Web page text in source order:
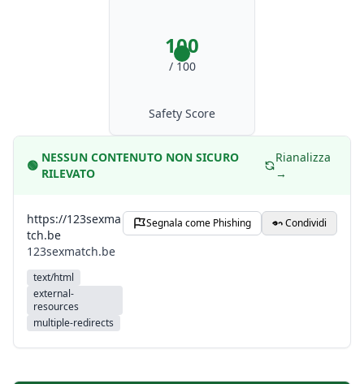
100
/ 100
Safety Score
🟢
NESSUN CONTENUTO NON SICURO
RILEVATO
Rianalizza
→
https://123sexma
tch.be
123sexmatch.be
text/html
external-
resources
multiple-redirects
Segnala come Phishing Condividi